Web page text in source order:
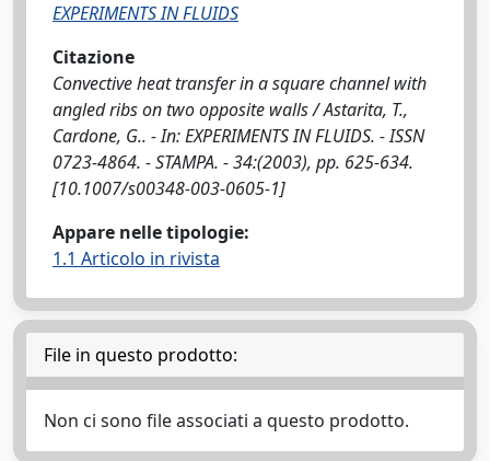
EXPERIMENTS IN FLUIDS
Citazione
Convective heat transfer in a square channel with
angled ribs on two opposite walls / Astarita, T.,
Cardone, G.. - In: EXPERIMENTS IN FLUIDS. - ISSN
0723-4864. - STAMPA. - 34:(2003), pp. 625-634.
[10.1007/s00348-003-0605-1]
Appare nelle tipologie:
1.1 Articolo in rivista
File in questo prodotto:
Non ci sono file associati a questo prodotto.